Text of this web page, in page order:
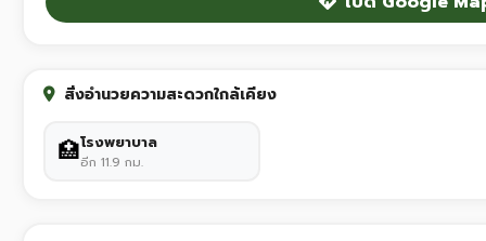
สิ่งอำนวยความสะดวกใกล้เคียง
🏥โรงพยาบาล
อีก 11.9 กม.